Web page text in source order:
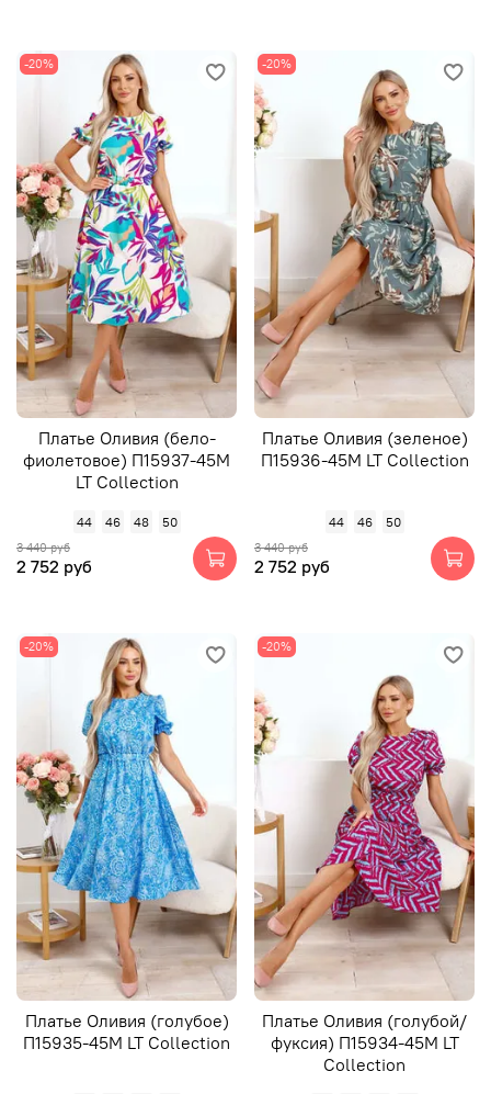
-20%
Платье Оливия (бело-
фиолетовое) П15937-45М
LT Collection
44 46 48 50
3 440 руб
2 752 руб
-20%
Платье Оливия (зеленое)
П15936-45М LT Collection
44 46 50
3 440 руб
2 752 руб
-20%
Платье Оливия (голубое)
П15935-45М LT Collection
-20%
Платье Оливия (голубой/
фуксия) П15934-45М LT
Collection